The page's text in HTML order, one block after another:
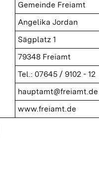
Gemeinde Freiamt
Angelika Jordan
Sägplatz 1
79348 Freiamt
Tel.: 07645 / 9102 - 12
hauptamt@freiamt.de
www.freiamt.de